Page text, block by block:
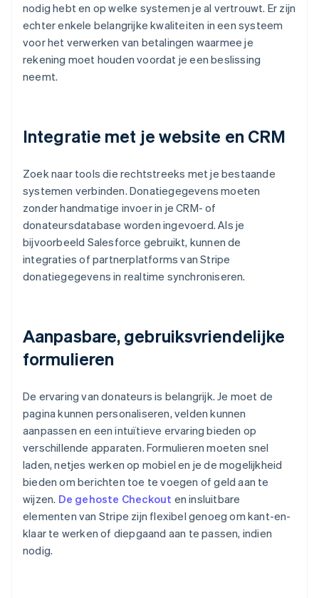
nodig hebt en op welke systemen je al vertrouwt. Er zijn
echter enkele belangrijke kwaliteiten in een systeem
voor het verwerken van betalingen waarmee je
rekening moet houden voordat je een beslissing
neemt.
Integratie met je website en CRM
Zoek naar tools die rechtstreeks met je bestaande
systemen verbinden. Donatiegegevens moeten
zonder handmatige invoer in je CRM- of
donateursdatabase worden ingevoerd. Als je
bijvoorbeeld Salesforce gebruikt, kunnen de
integraties of partnerplatforms van Stripe
donatiegegevens in realtime synchroniseren.
Aanpasbare, gebruiksvriendelijke
formulieren
De ervaring van donateurs is belangrijk. Je moet de
pagina kunnen personaliseren, velden kunnen
aanpassen en een intuïtieve ervaring bieden op
verschillende apparaten. Formulieren moeten snel
laden, netjes werken op mobiel en je de mogelijkheid
bieden om berichten toe te voegen of geld aan te
wijzen. De gehoste Checkout en insluitbare
elementen van Stripe zijn flexibel genoeg om kant-en-
klaar te werken of diepgaand aan te passen, indien
nodig.